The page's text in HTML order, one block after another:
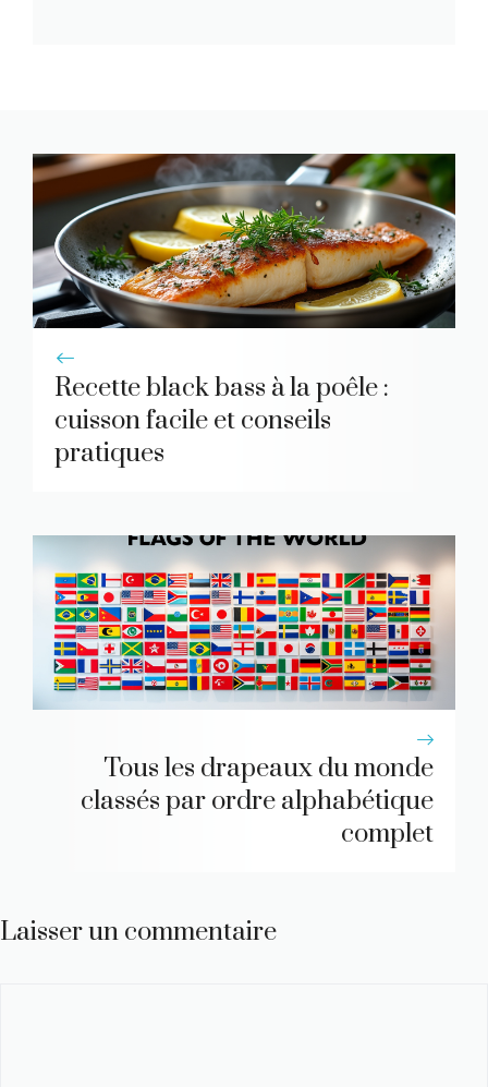
Recette black bass à la poêle :
cuisson facile et conseils
pratiques
Tous les drapeaux du monde
classés par ordre alphabétique
complet
Laisser un commentaire